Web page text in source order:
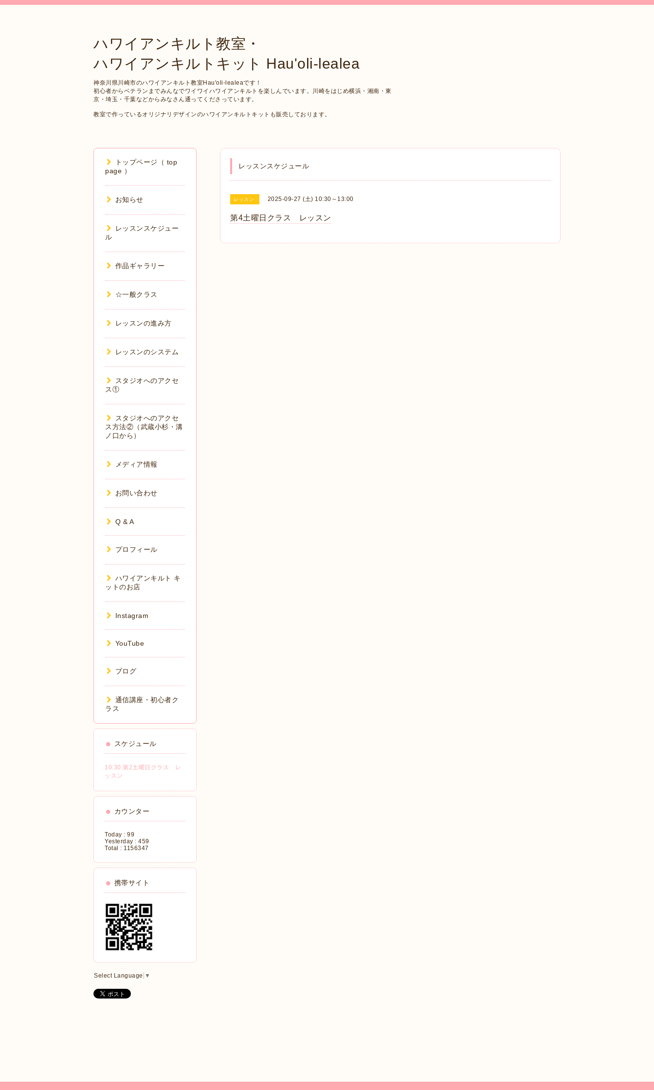
ハワイアンキルト教室・
ハワイアンキルトキット Hau'oli-lealea
神奈川県川崎市のハワイアンキルト教室Hau'oli-lealeaです！
初心者からベテランまでみんなでワイワイハワイアンキルトを楽しんでいます。川崎をはじめ横浜・湘南・東
京・埼玉・千葉などからみなさん通ってくださっています。
教室で作っているオリジナリデザインのハワイアンキルトキットも販売しております。
レッスンスケジュール
レッスン 2025-09-27 (土) 10:30～13:00
第4土曜日クラス レッスン
トップページ（ top
page ）
お知らせ
レッスンスケジュー
ル
作品ギャラリー
☆一般クラス
レッスンの進み方
レッスンのシステム
スタジオへのアクセ
ス①
スタジオへのアクセ
ス方法②（武蔵小杉・溝
ノ口から）
メディア情報
お問い合わせ
Q & A
プロフィール
ハワイアンキルト キ
ットのお店
Instagram
YouTube
ブログ
通信講座・初心者ク
ラス
スケジュール
10:30 第2土曜日クラス レ
ッスン
カウンター
Today : 99
Yesterday : 459
Total : 1156347
携帯サイト
Select Language ▼